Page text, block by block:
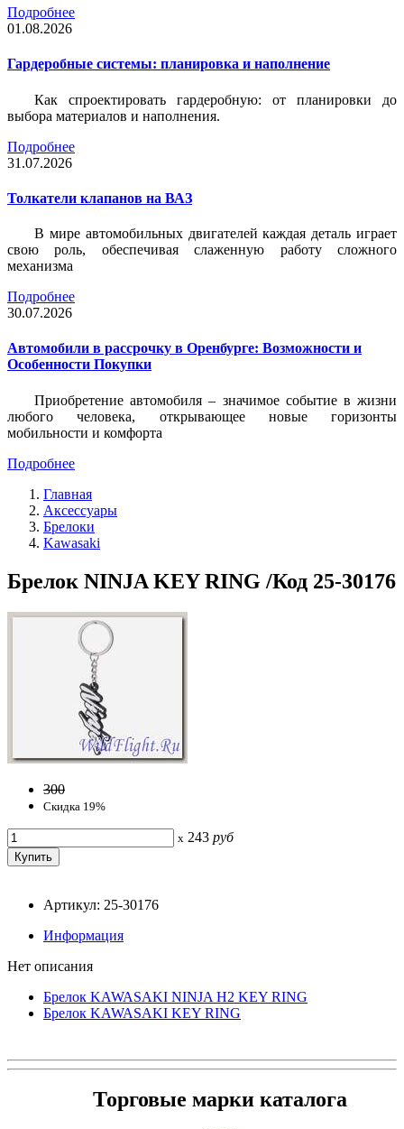
Подробнее
01.08.2026
Гардеробные системы: планировка и наполнение
Как спроектировать гардеробную: от планировки до
выбора материалов и наполнения.
Подробнее
31.07.2026
Толкатели клапанов на ВАЗ
В мире автомобильных двигателей каждая деталь играет
свою роль, обеспечивая слаженную работу сложного
механизма
Подробнее
30.07.2026
Автомобили в рассрочку в Оренбурге: Возможности и
Особенности Покупки
Приобретение автомобиля – значимое событие в жизни
любого человека, открывающее новые горизонты
мобильности и комфорта
Подробнее
Главная
Аксессуары
Брелоки
Kawasaki
Брелок NINJA KEY RING /Код 25-30176
300
Скидка 19%
x 243 руб
Артикул: 25-30176
Информация
Нет описания
Брелок KAWASAKI NINJA H2 KEY RING
Брелок KAWASAKI KEY RING
Торговые марки каталога